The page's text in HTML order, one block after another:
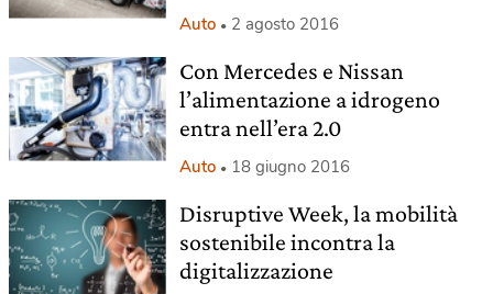
Auto 2 agosto 2016
Con Mercedes e Nissan
l’alimentazione a idrogeno
entra nell’era 2.0
Auto 18 giugno 2016
Disruptive Week, la mobilità
sostenibile incontra la
digitalizzazione